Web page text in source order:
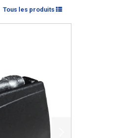
Tous les produits